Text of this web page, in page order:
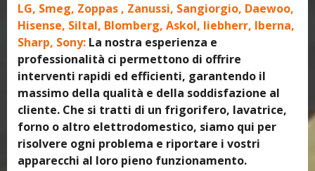
LG, Smeg, Zoppas , Zanussi, Sangiorgio, Daewoo,
Hisense, Siltal, Blomberg, Askol, liebherr, Iberna,
Sharp, Sony: La nostra esperienza e
professionalità ci permettono di offrire
interventi rapidi ed efficienti, garantendo il
massimo della qualità e della soddisfazione al
cliente. Che si tratti di un frigorifero, lavatrice,
forno o altro elettrodomestico, siamo qui per
risolvere ogni problema e riportare i vostri
apparecchi al loro pieno funzionamento.